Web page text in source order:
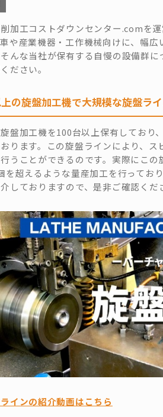
加工コストダウンセンター.comを
や産業機器・工作機械向けに、幅
んな当社が保有する自慢の設備群
ださい。
の旋盤加工機で大規模な旋盤ライ
盤加工機を100台以上保有しており
ります。この旋盤ラインにより、
うことができるのです。実際にこ
を超えるような量産加工を行ってお
しておりますので、是非ご確認くだ
インの紹介動画はこちら